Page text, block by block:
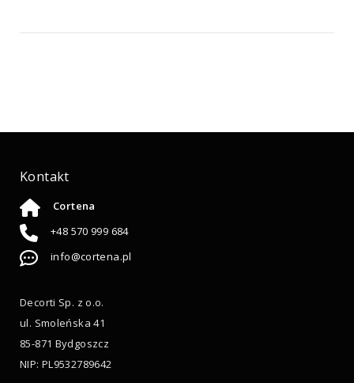
Kontakt
Cortena
+48 570 999 684
info@cortena.pl
Decorti Sp. z o.o.
ul. Smoleńska 41
85-871 Bydgoszcz
NIP: PL9532789642